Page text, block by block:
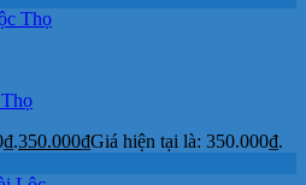
350.000₫Giá hiện tại là: 350.000₫.